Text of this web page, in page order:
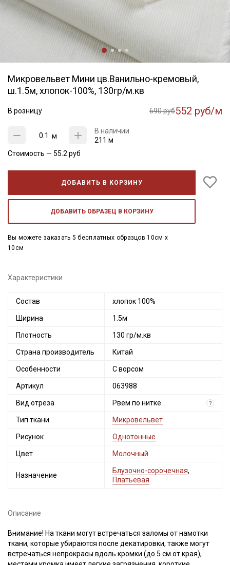
Микровельвет Мини цв.Ванильно-кремовый,
ш.1.5м, хлопок-100%, 130гр/м.кв
В розницу 690 руб552 руб/м
м
В наличии
211 м
Стоимость — 55.2 руб
ДОБАВИТЬ В КОРЗИНУ
ДОБАВИТЬ ОБРАЗЕЦ В КОРЗИНУ
Вы можете заказать 5 бесплатных образцов 10см x
10см
Характеристики
Состав хлопок 100%
Ширина 1.5м
Плотность 130 гр/м.кв
Страна производитель Китай
Особенности С ворсом
Артикул 063988
Вид отреза Рвем по нитке ?
Тип ткани Микровельвет
Рисунок Однотонные
Цвет Молочный
Назначение
Блузочно-сорочечная,
Платьевая
Описание
Внимание! На ткани могут встречаться заломы от намотки
ткани, которые убираются после декатировки, также могут
встречаться непрокрасы вдоль кромки (до 5 см от края),